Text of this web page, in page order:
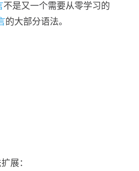
不是又一个需要从零学习的
的大部分语法。
展：